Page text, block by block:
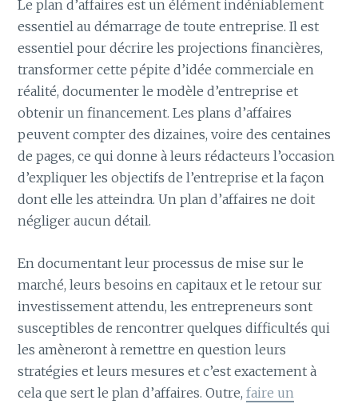
Le plan d’affaires est un élément indéniablement
essentiel au démarrage de toute entreprise. Il est
essentiel pour décrire les projections financières,
transformer cette pépite d’idée commerciale en
réalité, documenter le modèle d’entreprise et
obtenir un financement. Les plans d’affaires
peuvent compter des dizaines, voire des centaines
de pages, ce qui donne à leurs rédacteurs l’occasion
d’expliquer les objectifs de l’entreprise et la façon
dont elle les atteindra. Un plan d’affaires ne doit
négliger aucun détail.
En documentant leur processus de mise sur le
marché, leurs besoins en capitaux et le retour sur
investissement attendu, les entrepreneurs sont
susceptibles de rencontrer quelques difficultés qui
les amèneront à remettre en question leurs
stratégies et leurs mesures et c’est exactement à
cela que sert le plan d’affaires. Outre,faire un